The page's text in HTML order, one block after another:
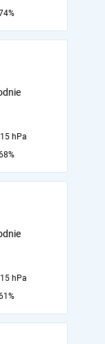
hPa
hPa